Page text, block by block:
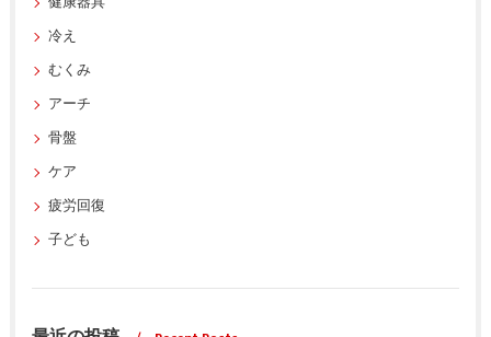
冷え
むくみ
アーチ
骨盤
ケア
疲労回復
子ども